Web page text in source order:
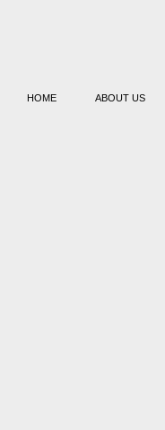
HOME ABOUT US